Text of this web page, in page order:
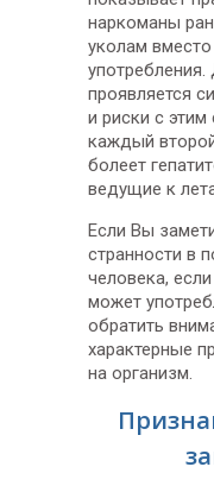
наркоманы
уколам
употребления.
проявляется
и риски с
каждый
болеет
ведущие к
Если Вы
странности в
человека,
может
обратить
характерные
на организм.